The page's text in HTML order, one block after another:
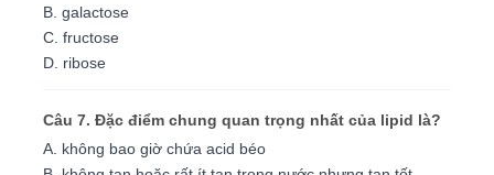
B. galactose
C. fructose
D. ribose
Câu 7. Đặc điểm chung quan trọng nhất của lipid là?
A. không bao giờ chứa acid béo